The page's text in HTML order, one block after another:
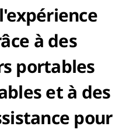
à des
portables
et à des
pour